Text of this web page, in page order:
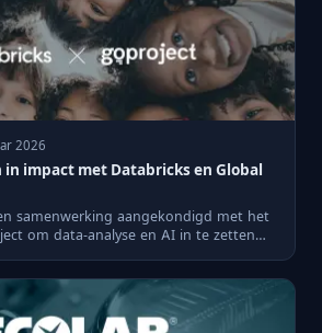
2026
impact met Databricks en Global
samenwerking aangekondigd met het
om data-analyse en AI in te zetten